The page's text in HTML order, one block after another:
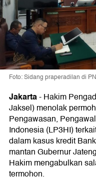
Foto: Sidang praperadilan di
Jakarta-Hakim
Jaksel) menolak
Pengawasan,
Indonesia (LP3HI)
dalam kasus kredit
mantan Gubernur Jateng
Hakim mengabulkan
termohon.